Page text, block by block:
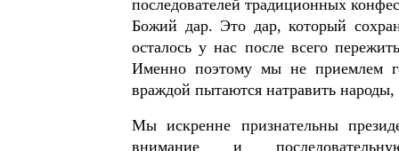
последователей традиционных
Божий дар. Это дар, который
осталось у нас после всего
Именно поэтому мы не приемлем
враждой пытаются натравить
Мы искренне признательны
внимание и